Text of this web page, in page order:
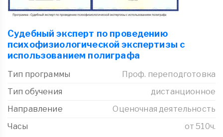
Судебный эксперт по проведению
психофизиологической экспертизы с
использованием полиграфа
Тип программы
Проф. переподготовка
Тип обучения
дистанционное
Направление
Оценочная деятельность
Часы
от 510ч.